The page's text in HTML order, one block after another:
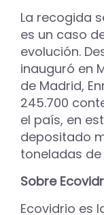
La recogida
es un caso
evolución.
inauguró en
de Madrid,
245.700
el país, en
depositado
toneladas
Sobre
Ecovidrio es